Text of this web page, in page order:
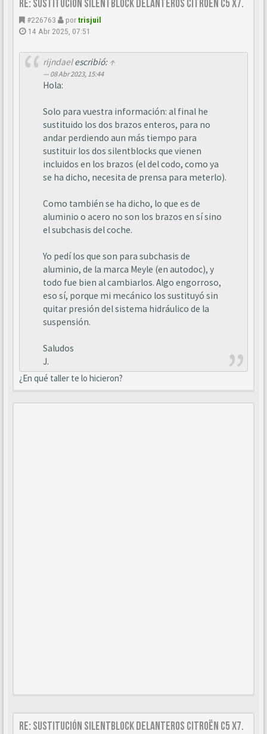
Re: Sustitución SILENTBLOCK delanteros Citroën C5 X7.
#226763 portrisjuil
14 Abr 2025, 07:51
rijndaelescribió: ↑
08 Abr 2023, 15:44
Hola:
Solo para vuestra información: al final he
sustituido los dos brazos enteros, para no
andar perdiendo aun más tiempo para
sustituir los dos silentblocks que vienen
incluidos en los brazos (el del codo, como ya
se ha dicho, necesita de prensa para meterlo).
Como también se ha dicho, lo que es de
aluminio o acero no son los brazos en sí sino
el subchasis del coche.
Yo pedí los que son para subchasis de
aluminio, de la marca Meyle (en autodoc), y
todo fue bien al cambiarlos. Algo engorroso,
eso sí, porque mi mecánico los sustituyó sin
quitar presión del sistema hidráulico de la
suspensión.
Saludos
J.
¿En qué taller te lo hicieron?
Re: Sustitución SILENTBLOCK delanteros Citroën C5 X7.